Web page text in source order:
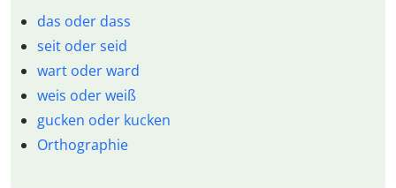
das oder dass
seit oder seid
wart oder ward
weis oder weiß
gucken oder kucken
Orthographie